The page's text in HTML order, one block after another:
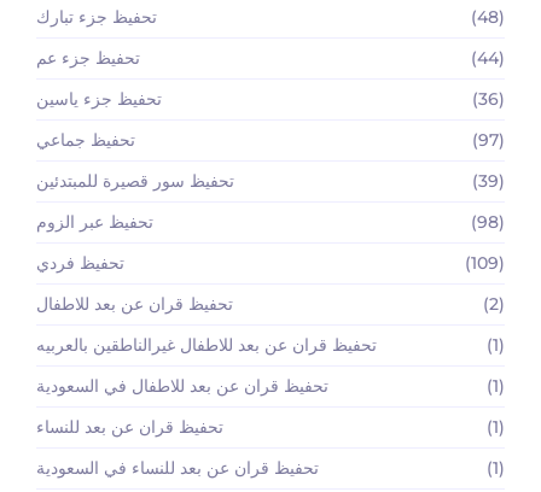
تحفيظ جزء تبارك
(48)
تحفيظ جزء عم
(44)
تحفيظ جزء ياسين
(36)
تحفيظ جماعي
(97)
تحفيظ سور قصيرة للمبتدئين
(39)
تحفيظ عبر الزوم
(98)
تحفيظ فردي
(109)
تحفيظ قران عن بعد للاطفال
(2)
تحفيظ قران عن بعد للاطفال غيرالناطقين بالعربيه
(1)
تحفيظ قران عن بعد للاطفال في السعودية
(1)
تحفيظ قران عن بعد للنساء
(1)
تحفيظ قران عن بعد للنساء في السعودية
(1)